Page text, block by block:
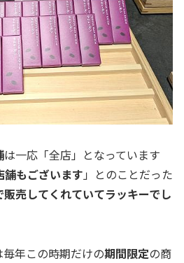
は一応「全店」となっています
もございます 」とのことだった
売してくれていてラッキーでし
年この時期だけの期間限定の商